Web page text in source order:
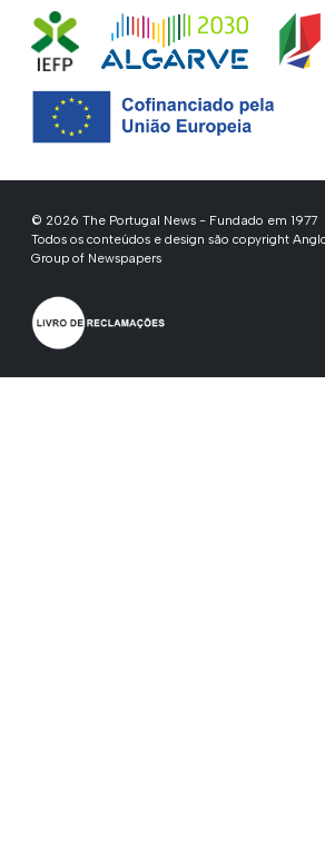
© 2026 The Portugal News - Fundado em 1977
Todos os conteúdos e design são copyright
Group of Newspapers